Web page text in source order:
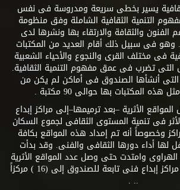
يسير بخطى سريعة ومدروسة فى نفس
التنمية الثقافية الشاملة وفق منظومة
والثقافة والارتقاء بها ونشرها لدى
فى سبيل ذلك أقام العديد من المكتبات
فى مختلف القرى والنجوع والأحياء الشعبية
التى تضرب فى عمق مفهوم التنمية الثقافية.
التى أنشأها الصندوق فى أماكن لم يكن من
هذه المكتبات بها حوالى 90 مكتبة .
الأثرية –بعد ترميمها–إلى مراكز إبداع
فى تنمية المستوى الثقافى لجموع السكان
وخصوصاً أنه تم إمداد هذه المواقع بكافة
لها أداء دورها الثقافى والفنى. وقد بدأت
عام 1996 ببيت الهراوى وامتدت حتى وصل عدد المواقع الأثرية
التى تم تحويلها إلى مراكز إبداع فنى تابعة للصندوق إلى (16 ) مركزاً
.. .